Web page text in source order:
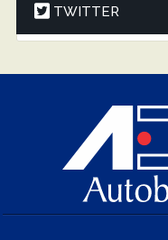
TWITTER